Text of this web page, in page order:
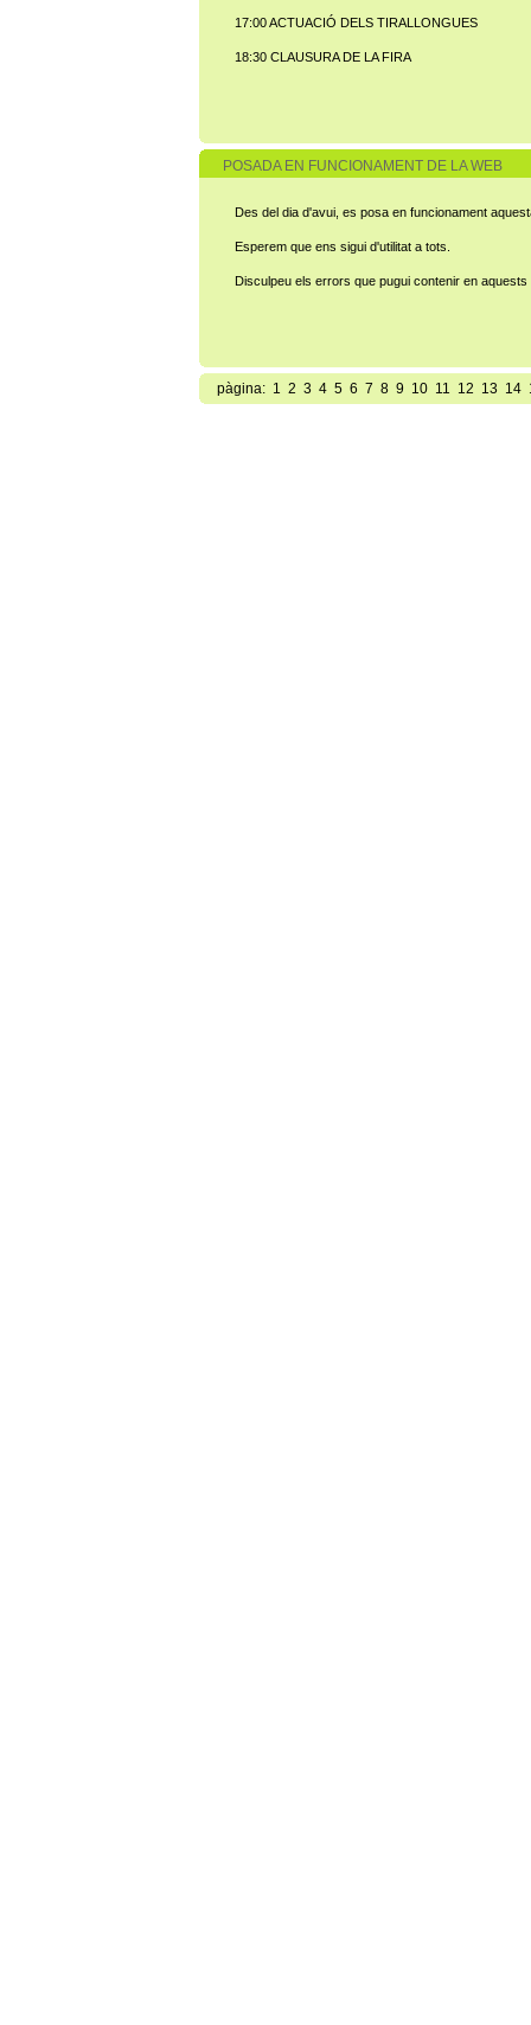
17:00 ACTUACIÓ DELS TIRALLONGUES
18:30 CLAUSURA DE LA FIRA
POSADA EN FUNCIONAMENT DE LA WEB
Des del dia d'avui, es posa en funcionament
Esperem que ens sigui d'utilitat a tots.
Disculpeu els errors que pugui contenir en
pàgina: 1 2 3 4 5 6 7 8 9 10 11 12 13 14